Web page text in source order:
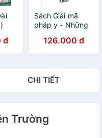
đ
Sách Giải mã
pháp y - Những
bóng tối
126.000 đ
CHI TIẾT
Trường